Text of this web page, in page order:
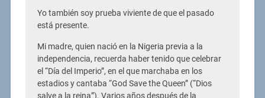
Yo también soy prueba viviente de que el pasado
está presente.
Mi madre, quien nació en la Nigeria previa a la
independencia, recuerda haber tenido que celebrar
el “Día del Imperio”, en el que marchaba en los
estadios y cantaba “God Save the Queen” (“Dios
salve a la reina”). Varios años después de la